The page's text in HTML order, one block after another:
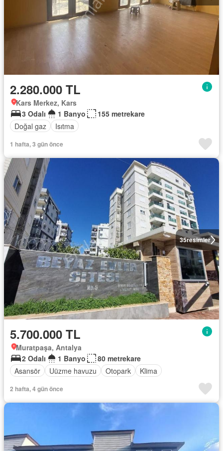
2.280.000 TL
Kars Merkez, Kars
3 Odalı
1 Banyo
155 metrekare
Doğal gaz
Isıtma
1 hafta, 3 gün önce
35resimler
5.700.000 TL
Muratpaşa, Antalya
2 Odalı
1 Banyo
80 metrekare
Asansör
Uüzme havuzu Otopark Klima
2 hafta, 4 gün önce